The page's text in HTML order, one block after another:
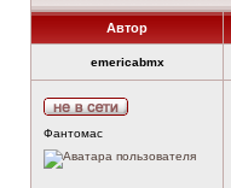
Автор
emericabmx
Фантомас